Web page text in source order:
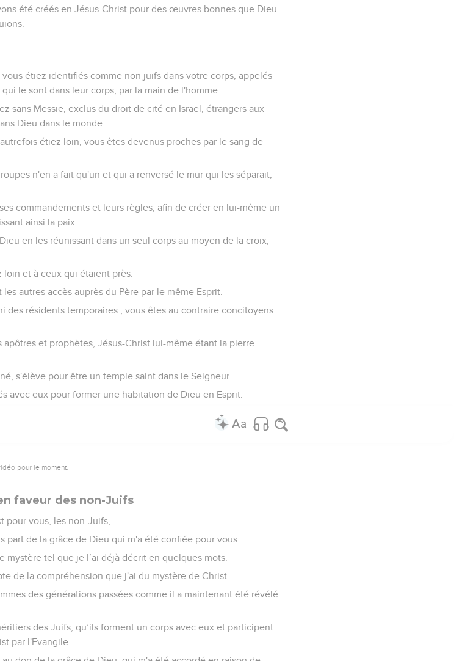
été créés en Jésus-Christ pour des œuvres bonnes que Dieu
étiez identifiés comme non juifs dans votre corps, appelés
le sont dans leur corps, par la main de l'homme.
sans Messie, exclus du droit de cité en Israël, étrangers aux
Dieu dans le monde.
étiez loin, vous êtes devenus proches par le sang de
n'en a fait qu'un et qui a renversé le mur qui les séparait,
commandements et leurs règles, afin de créer en lui-même un
ainsi la paix.
en les réunissant dans un seul corps au moyen de la croix,
et à ceux qui étaient près.
autres accès auprès du Père par le même Esprit.
des résidents temporaires ; vous êtes au contraire concitoyens
et prophètes, Jésus-Christ lui-même étant la pierre
s'élève pour être un temple saint dans le Seigneur.
avec eux pour former une habitation de Dieu en Esprit.
pour le moment.
faveur des non-Juifs
pour vous, les non-Juifs,
part de la grâce de Dieu qui m'a été confiée pour vous.
mystère tel que je l’ai déjà décrit en quelques mots.
de la compréhension que j'ai du mystère de Christ.
des générations passées comme il a maintenant été révélé
des Juifs, qu’ils forment un corps avec eux et participent
par l'Evangile.